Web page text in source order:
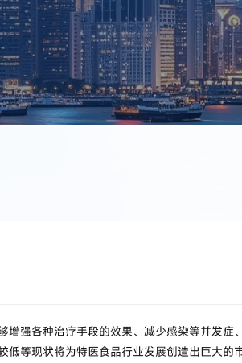
增强各种治疗手段的效果、减少感染等并发
低等现状将为特医食品行业发展创造出巨大